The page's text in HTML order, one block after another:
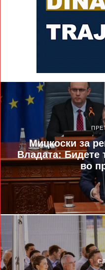
Мицкоски за
Владата: Бидете
во